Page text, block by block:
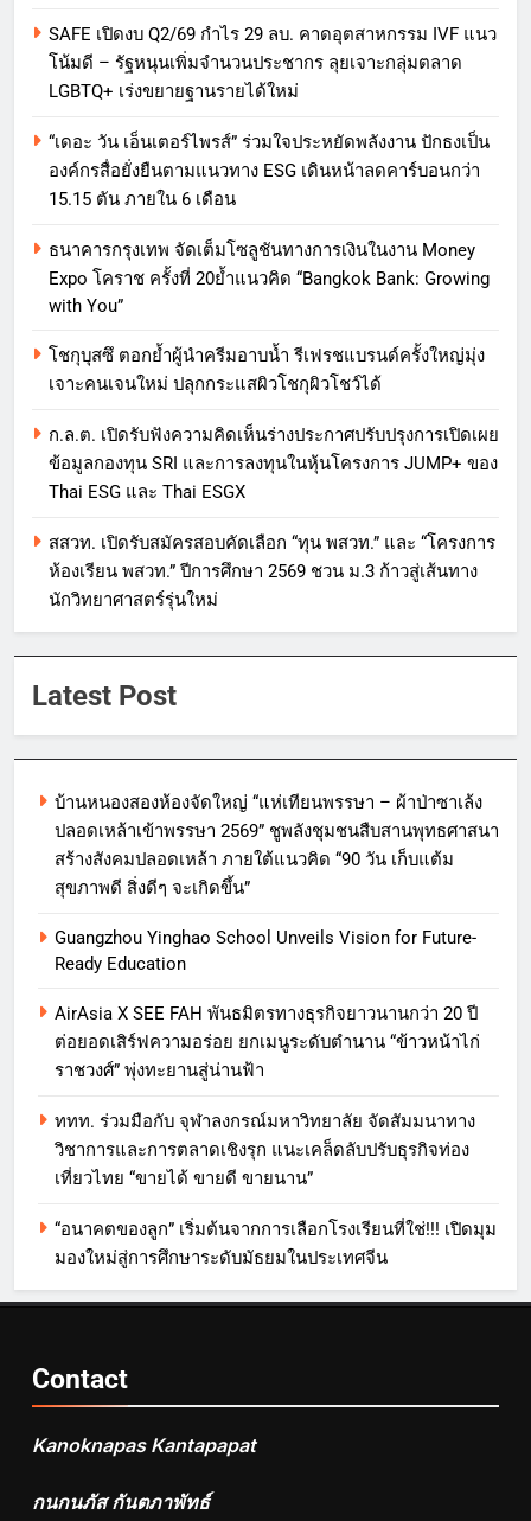
SAFE เปิดงบ Q2/69 กำไร 29 ลบ. คาดอุตสาหกรรม IVF แนว
โน้มดี – รัฐหนุนเพิ่มจำนวนประชากร ลุยเจาะกลุ่มตลาด
LGBTQ+ เร่งขยายฐานรายได้ใหม่
“เดอะ วัน เอ็นเตอร์ไพรส์” ร่วมใจประหยัดพลังงาน ปักธงเป็น
องค์กรสื่อยั่งยืนตามแนวทาง ESG เดินหน้าลดคาร์บอนกว่า
15.15 ตัน ภายใน 6 เดือน
ธนาคารกรุงเทพ จัดเต็มโซลูชันทางการเงินในงาน Money
Expo โคราช ครั้งที่ 20ย้ำแนวคิด “Bangkok Bank: Growing
with You”
โชกุบุสซึ ตอกย้ำผู้นำครีมอาบน้ำ รีเฟรชแบรนด์ครั้งใหญ่มุ่ง
เจาะคนเจนใหม่ ปลุกกระแสผิวโชกุผิวโชว์ได้
ก.ล.ต. เปิดรับฟังความคิดเห็นร่างประกาศปรับปรุงการเปิดเผย
ข้อมูลกองทุน SRI และการลงทุนในหุ้นโครงการ JUMP+ ของ
Thai ESG และ Thai ESGX
สสวท. เปิดรับสมัครสอบคัดเลือก “ทุน พสวท.” และ “โครงการ
ห้องเรียน พสวท.” ปีการศึกษา 2569 ชวน ม.3 ก้าวสู่เส้นทาง
นักวิทยาศาสตร์รุ่นใหม่
Latest Post
บ้านหนองสองห้องจัดใหญ่ “แห่เทียนพรรษา – ผ้าป่าซาเล้ง
ปลอดเหล้าเข้าพรรษา 2569” ชูพลังชุมชนสืบสานพุทธศาสนา
สร้างสังคมปลอดเหล้า ภายใต้แนวคิด “90 วัน เก็บแต้ม
สุขภาพดี สิ่งดีๆ จะเกิดขึ้น”
Guangzhou Yinghao School Unveils Vision for Future-
Ready Education
AirAsia X SEE FAH พันธมิตรทางธุรกิจยาวนานกว่า 20 ปี
ต่อยอดเสิร์ฟความอร่อย ยกเมนูระดับตำนาน “ข้าวหน้าไก่
ราชวงศ์” พุ่งทะยานสู่น่านฟ้า
ททท. ร่วมมือกับ จุฬาลงกรณ์มหาวิทยาลัย จัดสัมมนาทาง
วิชาการและการตลาดเชิงรุก แนะเคล็ดลับปรับธุรกิจท่อง
เที่ยวไทย “ขายได้ ขายดี ขายนาน”
“อนาคตของลูก” เริ่มต้นจากการเลือกโรงเรียนที่ใช่!!! เปิดมุม
มองใหม่สู่การศึกษาระดับมัธยมในประเทศจีน
Contact
Kanoknapas Kantapapat
กนกนภัส กันตภาพัทธ์